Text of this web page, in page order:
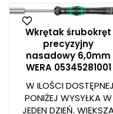
Wkrętak śrubokręt
precyzyjny
nasadowy 6,0mm
WERA 05345281001
W ILOŚCI DOSTĘPNEJ
PONIŻEJ WYSYŁKA W
JEDEN DZIEŃ.